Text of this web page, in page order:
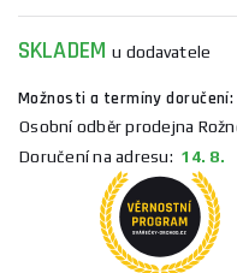
SKLADEMu dodavatele
Možnosti a termíny doručení:
Osobní odběr prodejna
Doručení na adresu: 14. 8.